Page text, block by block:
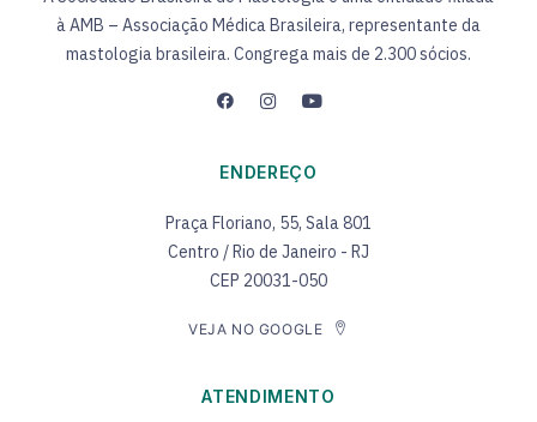
à AMB – Associação Médica Brasileira, representante da
mastologia brasileira. Congrega mais de 2.300 sócios.
ENDEREÇO
Praça Floriano, 55, Sala 801
Centro / Rio de Janeiro - RJ
CEP 20031-050
VEJA NO GOOGLE
ATENDIMENTO